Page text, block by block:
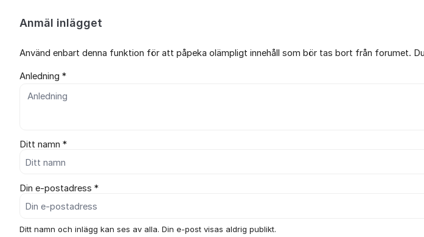
Anmäl inlägget
Använd enbart denna funktion för att påpeka olämpligt innehåll som bör tas bort från forumet.
Anledning *
Ditt namn *
Din e-postadress *
Ditt namn och inlägg kan ses av alla. Din e-post visas aldrig publikt.